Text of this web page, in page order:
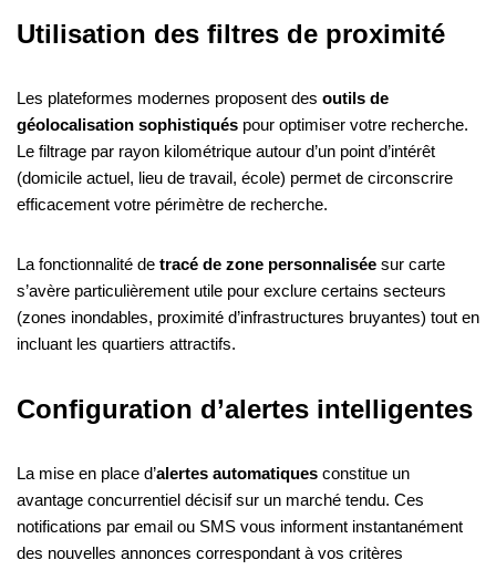
Utilisation des filtres de proximité
Les plateformes modernes proposent des outils de
géolocalisation sophistiqués pour optimiser votre recherche.
Le filtrage par rayon kilométrique autour d’un point d’intérêt
(domicile actuel, lieu de travail, école) permet de circonscrire
efficacement votre périmètre de recherche.
La fonctionnalité de tracé de zone personnalisée sur carte
s’avère particulièrement utile pour exclure certains secteurs
(zones inondables, proximité d’infrastructures bruyantes) tout en
incluant les quartiers attractifs.
Configuration d’alertes intelligentes
La mise en place d’alertes automatiques constitue un
avantage concurrentiel décisif sur un marché tendu. Ces
notifications par email ou SMS vous informent instantanément
des nouvelles annonces correspondant à vos critères